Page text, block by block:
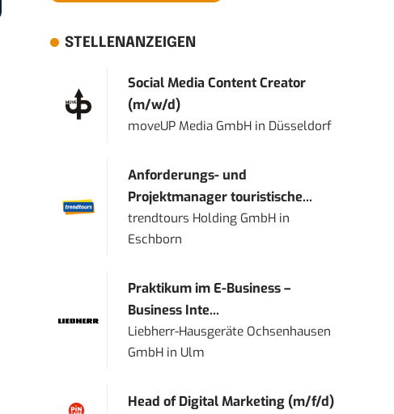
STELLENANZEIGEN
Social Media Content Creator
(m/w/d)
moveUP Media GmbH in Düsseldorf
Anforderungs- und
Projektmanager touristische...
trendtours Holding GmbH in
Eschborn
Praktikum im E-Business –
Business Inte...
Liebherr-Hausgeräte Ochsenhausen
GmbH in Ulm
Head of Digital Marketing (m/f/d)